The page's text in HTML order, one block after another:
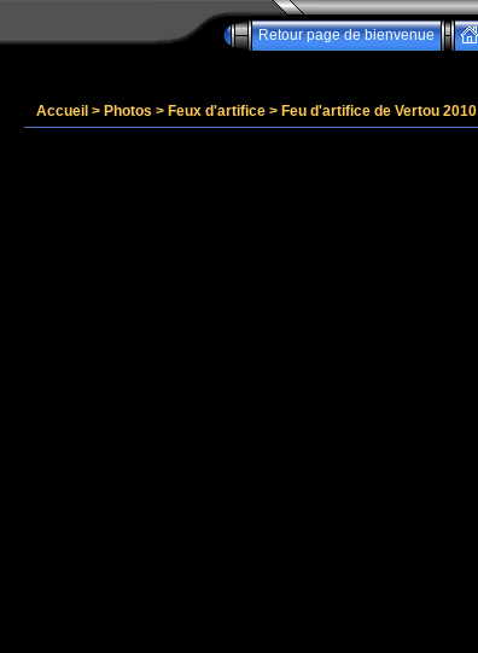
Retour page de bienvenue
Accueil > Photos > Feux d'artifice > Feu d'artifice de Vertou 2010